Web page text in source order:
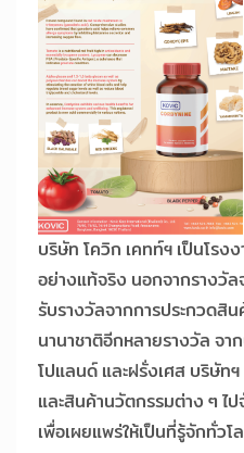
บริษัท โควิก เคทท์ฯ เป็นโร
อย่างแท้จริง นอกจากรางวั
รับรางวัลจากการประกวดสิ
นานาชาติอีกหลายรางวัล จา
โปแลนด์ และฝรั่งเศส บริษัท
และสินค้านวัตกรรมต่าง ๆ ไ
เพื่อเผยแพร่ให้เป็นที่รู้จักทั่วโ